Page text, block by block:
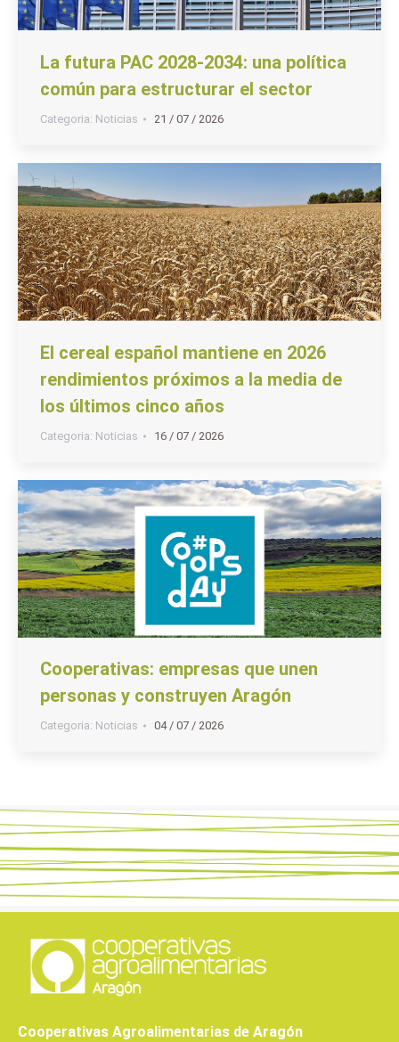
La futura PAC 2028-2034: una política
común para estructurar el sector
Categoria: Noticias 21 / 07 / 2026
El cereal español mantiene en 2026
rendimientos próximos a la media de
los últimos cinco años
Categoria: Noticias 16 / 07 / 2026
Cooperativas: empresas que unen
personas y construyen Aragón
Categoria: Noticias 04 / 07 / 2026
Cooperativas Agroalimentarias de Aragón